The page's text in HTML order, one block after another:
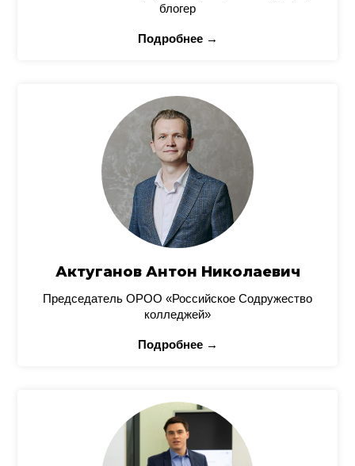
блогер
Подробнее →
Актуганов Антон Николаевич
Председатель ОРОО «Российское Содружество
колледжей»
Подробнее →